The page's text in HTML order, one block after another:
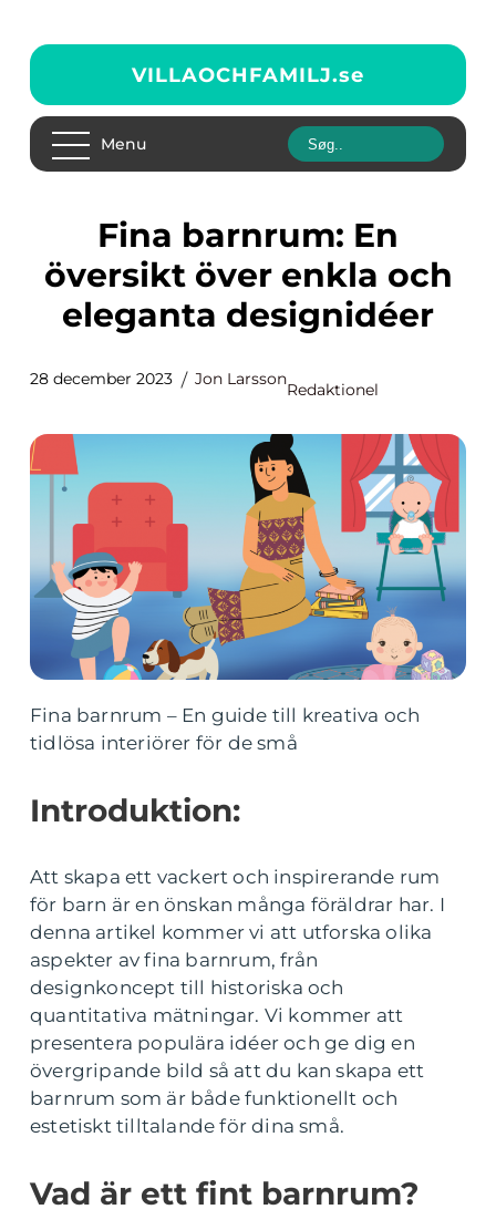
VILLAOCHFAMILJ.se
Menu
Fina barnrum: En
översikt över enkla och
eleganta designidéer
28 december 2023 Jon Larsson
Redaktionel
Fina barnrum – En guide till kreativa och
tidlösa interiörer för de små
Introduktion:
Att skapa ett vackert och inspirerande rum
för barn är en önskan många föräldrar har. I
denna artikel kommer vi att utforska olika
aspekter av fina barnrum, från
designkoncept till historiska och
quantitativa mätningar. Vi kommer att
presentera populära idéer och ge dig en
övergripande bild så att du kan skapa ett
barnrum som är både funktionellt och
estetiskt tilltalande för dina små.
Vad är ett fint barnrum?